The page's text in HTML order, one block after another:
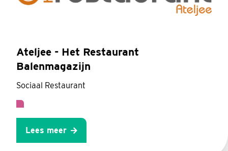
Ateljee - Het Restaurant
Balenmagazijn
Sociaal Restaurant
Lees meer